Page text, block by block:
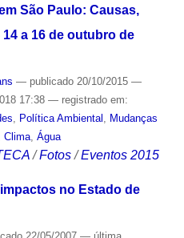
São Paulo: Causas,
a 16 de outubro de
— publicado20/10/2015 —
17:38 — registrado em:
Política Ambiental
Mudanças
Clima, Água
/Fotos /Eventos 2015
no Estado de